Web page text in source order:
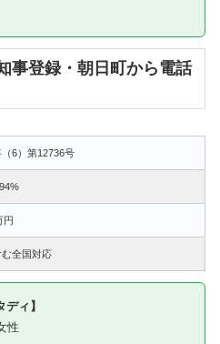
事登録・朝日町から電話
6）第12736号
円
全国対応
ィ】
性